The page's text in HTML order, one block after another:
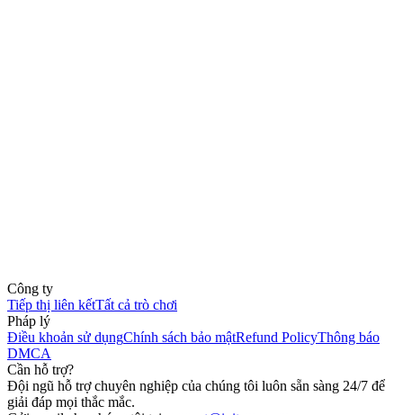
Công ty
Tiếp thị liên kếtTất cả trò chơi
Pháp lý
Điều khoản sử dụngChính sách bảo mậtRefund PolicyThông báo
DMCA
Cần hỗ trợ?
Đội ngũ hỗ trợ chuyên nghiệp của chúng tôi luôn sẵn sàng 24/7 để
giải đáp mọi thắc mắc.